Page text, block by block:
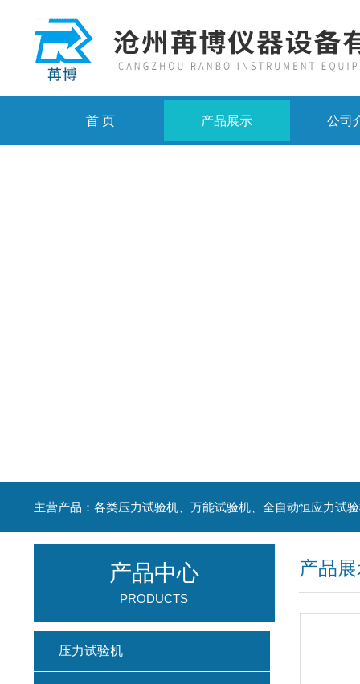
首 页 产品展示 公司
主营产品：各类压力试验机、万能试验机、全自动恒应力试
产品
产品中心
PRODUCTS
压力试验机